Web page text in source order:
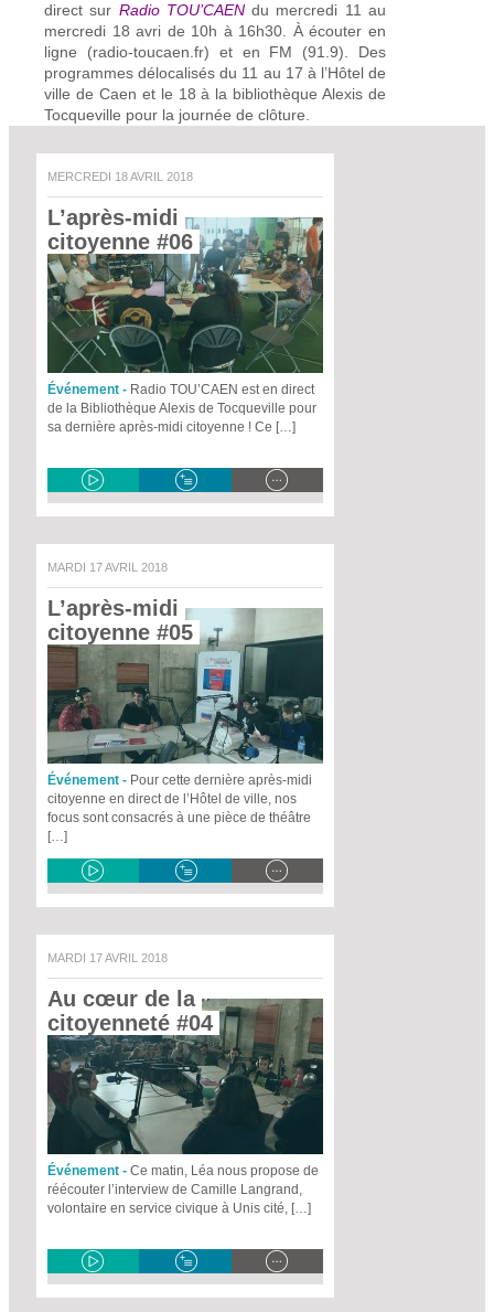
direct sur Radio TOU’CAEN du mercredi 11 au
mercredi 18 avri de 10h à 16h30. À écouter en
ligne (radio-toucaen.fr) et en FM (91.9). Des
programmes délocalisés du 11 au 17 à l’Hôtel de
ville de Caen et le 18 à la bibliothèque Alexis de
Tocqueville pour la journée de clôture.
MERCREDI 18 AVRIL 2018
L’après-midi
citoyenne #06
Événement - Radio TOU’CAEN est en direct
de la Bibliothèque Alexis de Tocqueville pour
sa dernière après-midi citoyenne ! Ce […]
MARDI 17 AVRIL 2018
L’après-midi
citoyenne #05
Événement - Pour cette dernière après-midi
citoyenne en direct de l’Hôtel de ville, nos
focus sont consacrés à une pièce de théâtre
[…]
MARDI 17 AVRIL 2018
Au cœur de la
citoyenneté #04
Événement - Ce matin, Léa nous propose de
réécouter l’interview de Camille Langrand,
volontaire en service civique à Unis cité, […]